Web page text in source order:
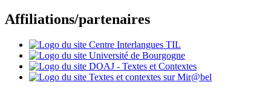
Affiliations/partenaires